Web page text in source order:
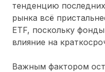
тенденцию
рынка всё
ETF, поскольку
влияние на
Важным фактором